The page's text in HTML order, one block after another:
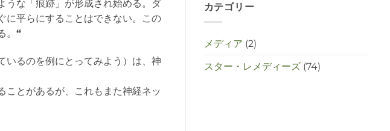
うな「痕跡」が形成され始める。ダ
に平らにすることはできない。この
“
いるのを例にとってみよう）は、神
ことがあるが、これもまた神経ネッ
カテゴリー
メディア (2)
スター・レメディーズ(74)